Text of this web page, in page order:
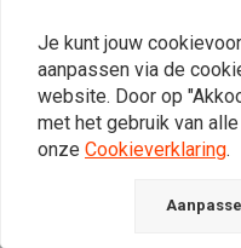
DB-Killer
landen
Er zijn landen waar erg
geluidsoverlast. In deze
aangeraden met een dB-
Je kunt jouw
aanpassen via de
website. Door op
met het gebruik van
onze Cookieverklaring.